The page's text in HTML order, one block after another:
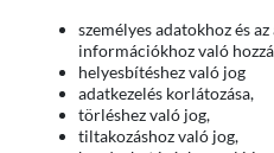
személyes adatokhoz és
információkhoz való
helyesbítéshez való jog
adatkezelés korlátozása,
törléshez való jog,
tiltakozáshoz való jog,